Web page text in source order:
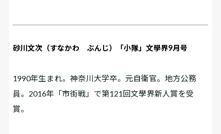
砂川文次（すなかわ ぶんじ）「小隊」文學界9月号
1990年生まれ。神奈川大学卒。元自衛官。地方公務
員。2016年「市街戦」で第121回文學界新人賞を受
賞。